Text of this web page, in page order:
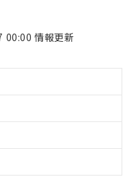
00:00 情報更新